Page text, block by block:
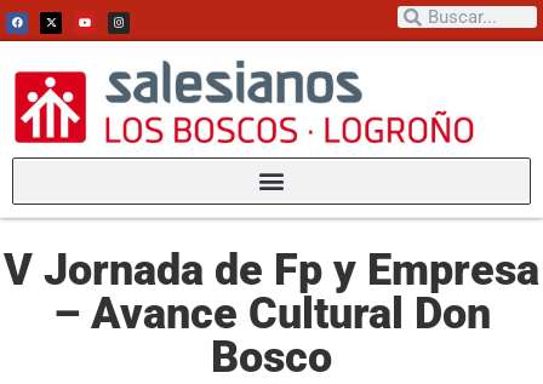
V Jornada de Fp y Empresa
– Avance Cultural Don
Bosco